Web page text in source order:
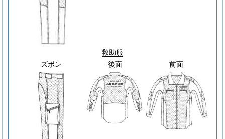
救助服
ズボン
後面 前面